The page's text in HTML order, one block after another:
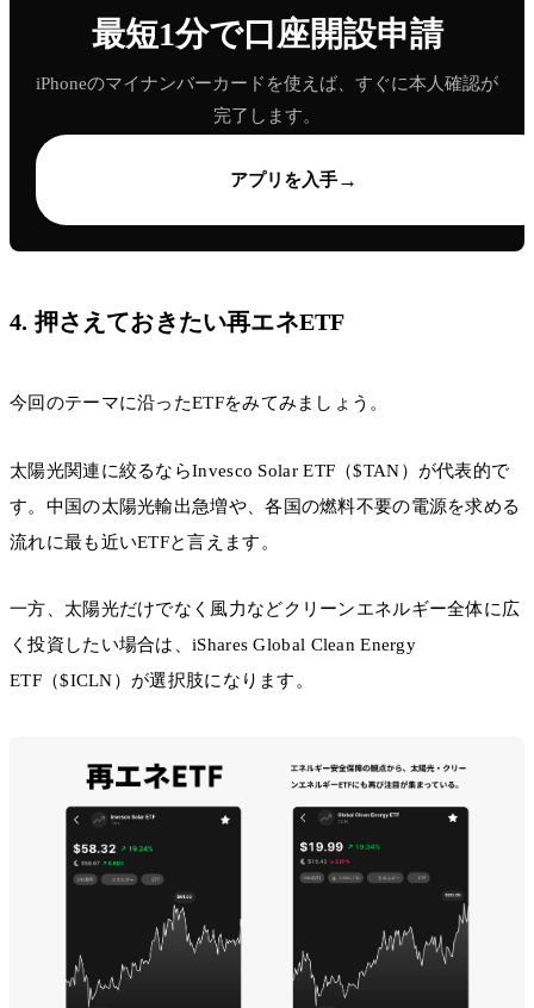
最短1分で口座開設申請
iPhoneのマイナンバーカードを使えば、すぐに本人確認が
完了します。
アプリを入手→
4. 押さえておきたい再エネETF
今回のテーマに沿ったETFをみてみましょう。
太陽光関連に絞るならInvesco Solar ETF（$TAN）が代表的で
す。中国の太陽光輸出急増や、各国の燃料不要の電源を求める
流れに最も近いETFと言えます。
一方、太陽光だけでなく風力などクリーンエネルギー全体に広
く投資したい場合は、iShares Global Clean Energy
ETF（$ICLN）が選択肢になります。